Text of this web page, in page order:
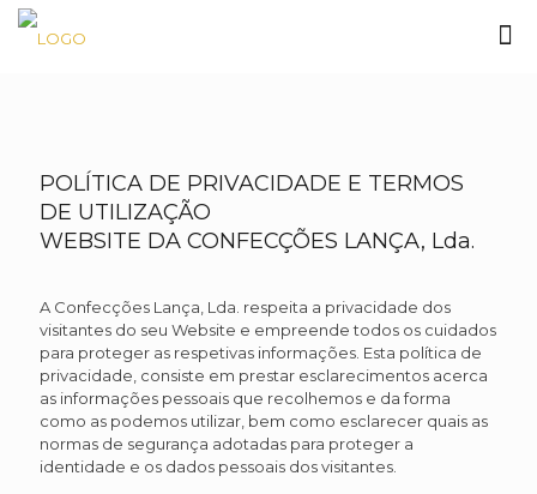
POLÍTICA DE PRIVACIDADE E TERMOS
DE UTILIZAÇÃO
WEBSITE DA CONFECÇÕES LANÇA, Lda.
A Confecções Lança, Lda. respeita a privacidade dos
visitantes do seu Website e empreende todos os cuidados
para proteger as respetivas informações. Esta política de
privacidade, consiste em prestar esclarecimentos acerca
as informações pessoais que recolhemos e da forma
como as podemos utilizar, bem como esclarecer quais as
normas de segurança adotadas para proteger a
identidade e os dados pessoais dos visitantes.